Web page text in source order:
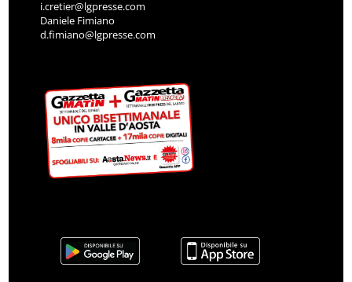
i.cretier@lgpresse.com
Daniele Fimiano
d.fimiano@lgpresse.com